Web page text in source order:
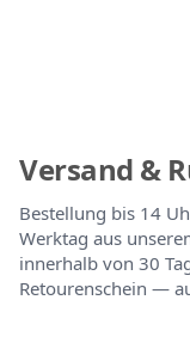
Versand &
Bestellung bis 14
Werktag aus
innerhalb von 30
Retourenschein —